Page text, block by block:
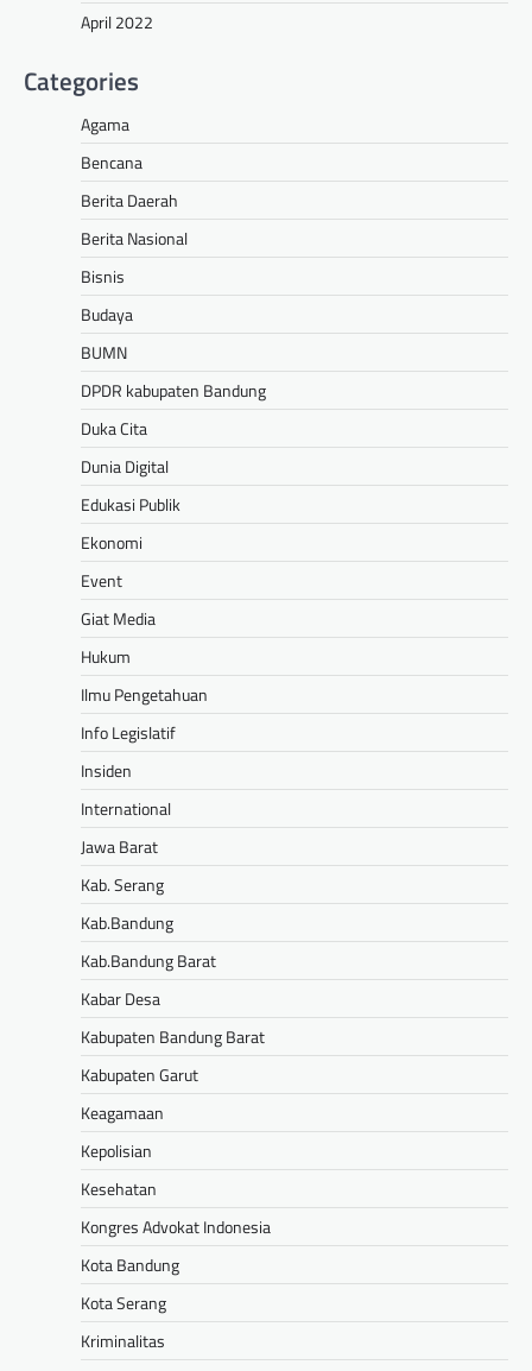
April 2022
Categories
Agama
Bencana
Berita Daerah
Berita Nasional
Bisnis
Budaya
BUMN
DPDR kabupaten Bandung
Duka Cita
Dunia Digital
Edukasi Publik
Ekonomi
Event
Giat Media
Hukum
Ilmu Pengetahuan
Info Legislatif
Insiden
International
Jawa Barat
Kab. Serang
Kab.Bandung
Kab.Bandung Barat
Kabar Desa
Kabupaten Bandung Barat
Kabupaten Garut
Keagamaan
Kepolisian
Kesehatan
Kongres Advokat Indonesia
Kota Bandung
Kota Serang
Kriminalitas